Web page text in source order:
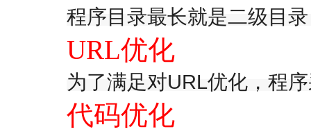
程序目录最长就是二级目
URL优化
为了满足对URL优化，程
代码优化